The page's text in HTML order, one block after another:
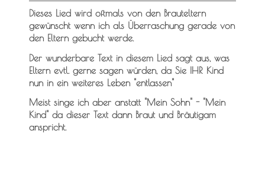
Dieses Lied wird oftmals von den Brauteltern
gewünscht wenn ich als Überraschung gerade von
den Eltern gebucht werde.
Der wunderbare Text in diesem Lied sagt aus, was
Eltern evtl. gerne sagen würden, da Sie IHR Kind
nun in ein weiteres Leben "entlassen"
Meist singe ich aber anstatt "Mein Sohn" - "Mein
Kind" da dieser Text dann Braut und Bräutigam
anspricht.